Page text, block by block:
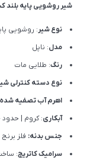
شیر روشویی پایه بلند
نوع شیر: روشویی
مدل: ناپل
رنگ: طلایی مات
نوع دسته کنترلی
اهرم آب تصفیه
آبکاری: کروم | حدود 20 میکرون
جنس بدنه: فلز
سرامیک کاتریج: